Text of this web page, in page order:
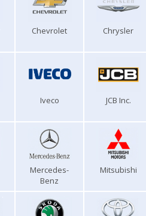
Chevrolet Chrysler
Iveco JCB Inc.
Mercedes-
Benz
Mitsubishi